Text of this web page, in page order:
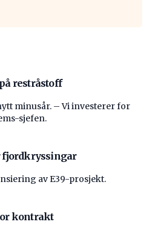
restråstoff
minusår. – Vi investerer for
sjefen.
fjordkryssingar
av E39-prosjekt.
kontrakt